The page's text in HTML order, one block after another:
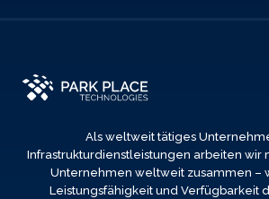
Als weltweit tätiges
Infrastrukturdienstleistungen arbeiten wir
Unternehmen weltweit zusammen –
Leistungsfähigkeit und Verfügbarkeit